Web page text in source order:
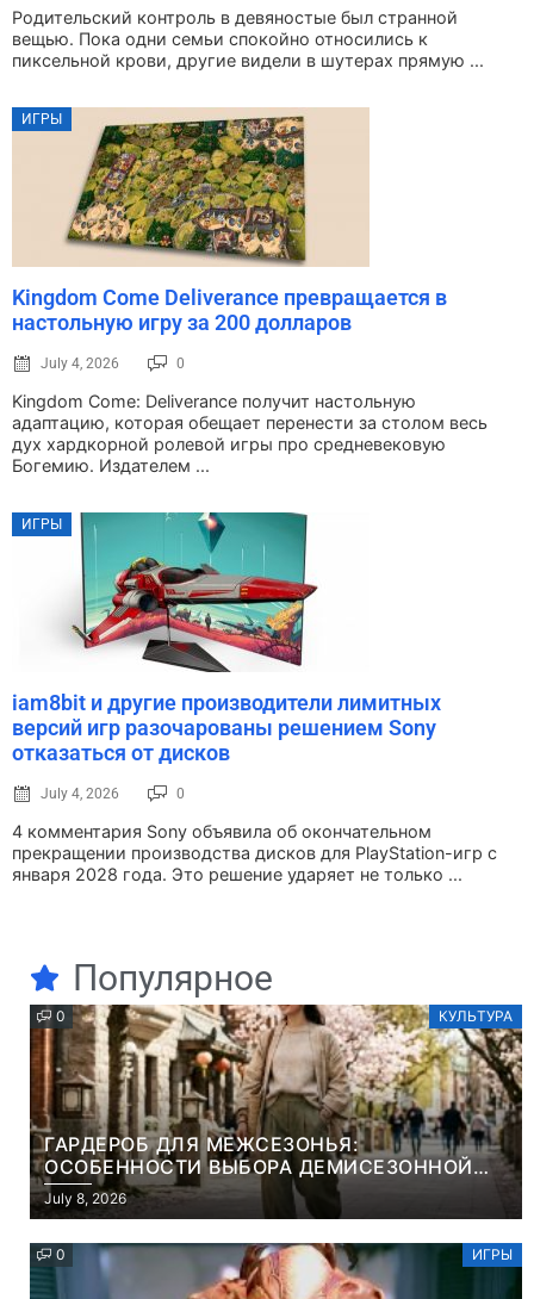
Родительский контроль в девяностые был странной
вещью. Пока одни семьи спокойно относились к
пиксельной крови, другие видели в шутерах прямую ...
ИГРЫ
Kingdom Come Deliverance превращается в
настольную игру за 200 долларов
July 4, 2026 0
Kingdom Come: Deliverance получит настольную
адаптацию, которая обещает перенести за столом весь
дух хардкорной ролевой игры про средневековую
Богемию. Издателем ...
ИГРЫ
iam8bit и другие производители лимитных
версий игр разочарованы решением Sony
отказаться от дисков
July 4, 2026 0
4 комментария Sony объявила об окончательном
прекращении производства дисков для PlayStation-игр с
января 2028 года. Это решение ударяет не только ...
Популярное
0 КУЛЬТУРА
ГАРДЕРОБ ДЛЯ МЕЖСЕЗОНЬЯ:
ОСОБЕННОСТИ ВЫБОРА ДЕМИСЕЗОННОЙ
ПАРКИ И ЭЛЕГАНТНОГО ЖЕНСКОГО ПЛАЩА
July 8, 2026
0 ИГРЫ